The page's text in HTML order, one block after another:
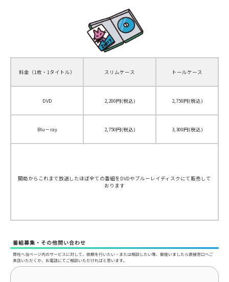
料金（1枚・1タイトル） スリムケース トールケース
DVD 2,200円(税込) 2,750円(税込)
Blu－ray 2,750円(税込) 3,300円(税込)
開局からこれまで放送したほぼ全ての番組をDVDやブルーレイディスクにて販売して
おります
番組募集・その他問い合わせ
弊社へ当ページ内のサービスに対して、依頼を行いたい・または相談したい等、御座いましたら直接窓口へご
来店いただくか、お電話にてご相談いただければと思います。